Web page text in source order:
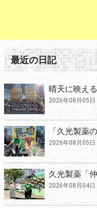
最近の日記
晴天に映え
2026年08月05日
「久光製薬
2026年08月05日
久光製薬「
2026年08月04日